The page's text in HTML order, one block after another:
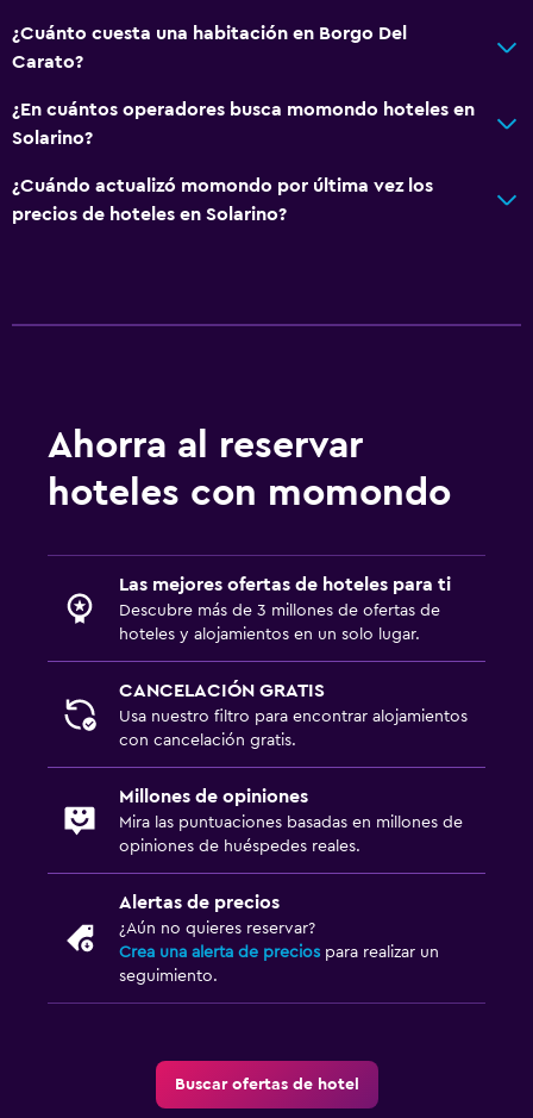
¿Cuánto cuesta una habitación en Borgo Del
Carato?
¿En cuántos operadores busca momondo hoteles en
Solarino?
¿Cuándo actualizó momondo por última vez los
precios de hoteles en Solarino?
Ahorra al reservar
hoteles con momondo
Las mejores ofertas de hoteles para ti
Descubre más de 3 millones de ofertas de
hoteles y alojamientos en un solo lugar.
CANCELACIÓN GRATIS
Usa nuestro filtro para encontrar alojamientos
con cancelación gratis.
Millones de opiniones
Mira las puntuaciones basadas en millones de
opiniones de huéspedes reales.
Alertas de precios
¿Aún no quieres reservar?
Crea una alerta de precios para realizar un
seguimiento.
Buscar ofertas de hotel